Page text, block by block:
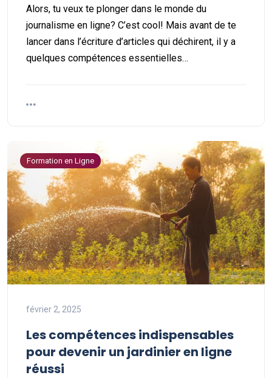
Alors, tu veux te plonger dans le monde du
journalisme en ligne? C’est cool! Mais avant de te
lancer dans l’écriture d’articles qui déchirent, il y a
quelques compétences essentielles…
Formation en Ligne
février 2, 2025
Les compétences indispensables
pour devenir un jardinier en ligne
réussi